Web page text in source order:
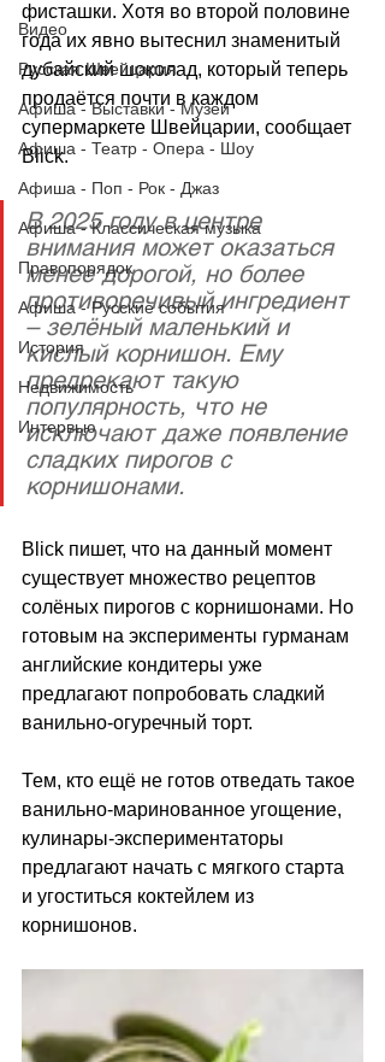
Видео
Русская Швейцария
Афиша - Выставки - Музеи
Афиша - Театр - Опера - Шоу
Афиша - Поп - Рок - Джаз
Афиша - Классическая музыка
Правопорядок
Афиша - Русские события
История
Недвижимость
Интервью
фисташки. Хотя во второй половине
года их явно вытеснил знаменитый
дубайский шоколад, который теперь
продаётся почти в каждом
супермаркете Швейцарии, сообщает
Blick.
В 2025 году в центре
внимания может оказаться
менее дорогой, но более
противоречивый ингредиент
– зелёный маленький и
кислый корнишон. Ему
предрекают такую
популярность, что не
исключают даже появление
сладких пирогов с
корнишонами.
Blick пишет, что на данный момент
существует множество рецептов
солёных пирогов с корнишонами. Но
готовым на эксперименты гурманам
английские кондитеры уже
предлагают попробовать сладкий
ванильно-огуречный торт.
Тем, кто ещё не готов отведать такое
ванильно-маринованное угощение,
кулинары-экспериментаторы
предлагают начать с мягкого старта
и угоститься коктейлем из
корнишонов.